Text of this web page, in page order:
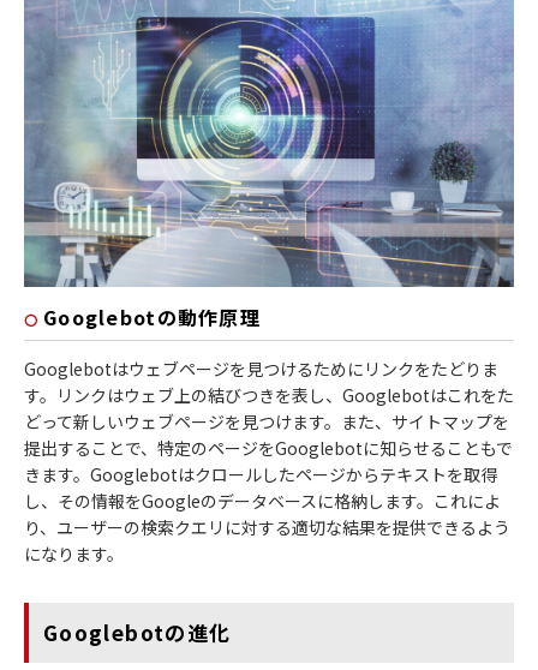
Googlebotの動作原理
Googlebotはウェブページを見つけるためにリンクをたどりま
す。リンクはウェブ上の結びつきを表し、Googlebotはこれをた
どって新しいウェブページを見つけます。また、サイトマップを
提出することで、特定のページをGooglebotに知らせることもで
きます。Googlebotはクロールしたページからテキストを取得
し、その情報をGoogleのデータベースに格納します。これによ
り、ユーザーの検索クエリに対する適切な結果を提供できるよう
になります。
Googlebotの進化